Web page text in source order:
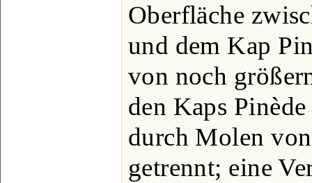
Oberfläche
und dem Kap
von noch
den Kaps
durch Molen
getrennt; eine